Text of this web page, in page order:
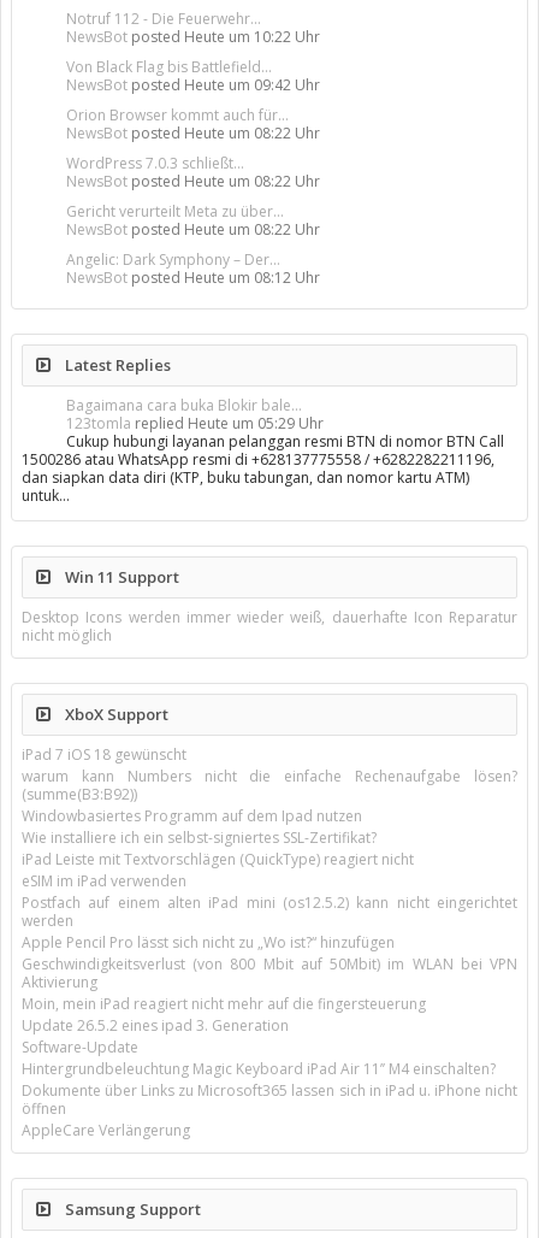
Notruf 112 - Die Feuerwehr...
NewsBot posted Heute um 10:22 Uhr
Von Black Flag bis Battlefield...
NewsBot posted Heute um 09:42 Uhr
Orion Browser kommt auch für...
NewsBot posted Heute um 08:22 Uhr
WordPress 7.0.3 schließt...
NewsBot posted Heute um 08:22 Uhr
Gericht verurteilt Meta zu über...
NewsBot posted Heute um 08:22 Uhr
Angelic: Dark Symphony – Der...
NewsBot posted Heute um 08:12 Uhr
Latest Replies
Bagaimana cara buka Blokir bale...
123tomla replied Heute um 05:29 Uhr
Cukup hubungi layanan pelanggan resmi BTN di nomor BTN Call
1500286 atau WhatsApp resmi di +628137775558 / +6282282211196,
dan siapkan data diri (KTP, buku tabungan, dan nomor kartu ATM)
untuk…
Win 11 Support
Desktop Icons werden immer wieder weiß, dauerhafte Icon Reparatur
nicht möglich
XboX Support
iPad 7 iOS 18 gewünscht
warum kann Numbers nicht die einfache Rechenaufgabe lösen?
(summe(B3:B92))
Windowbasiertes Programm auf dem Ipad nutzen
Wie installiere ich ein selbst-signiertes SSL-Zertifikat?
iPad Leiste mit Textvorschlägen (QuickType) reagiert nicht
eSIM im iPad verwenden
Postfach auf einem alten iPad mini (os12.5.2) kann nicht eingerichtet
werden
Apple Pencil Pro lässt sich nicht zu „Wo ist?“ hinzufügen
Geschwindigkeitsverlust (von 800 Mbit auf 50Mbit) im WLAN bei VPN
Aktivierung
Moin, mein iPad reagiert nicht mehr auf die fingersteuerung
Update 26.5.2 eines ipad 3. Generation
Software-Update
Hintergrundbeleuchtung Magic Keyboard iPad Air 11’’ M4 einschalten?
Dokumente über Links zu Microsoft365 lassen sich in iPad u. iPhone nicht
öffnen
AppleCare Verlängerung
Samsung Support